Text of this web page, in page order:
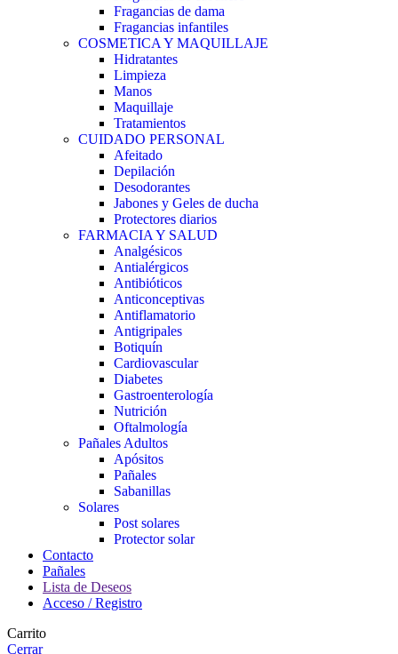
Fragancias de dama
Fragancias infantiles
COSMETICA Y MAQUILLAJE
Hidratantes
Limpieza
Manos
Maquillaje
Tratamientos
CUIDADO PERSONAL
Afeitado
Depilación
Desodorantes
Jabones y Geles de ducha
Protectores diarios
FARMACIA Y SALUD
Analgésicos
Antialérgicos
Antibióticos
Anticonceptivas
Antiflamatorio
Antigripales
Botiquín
Cardiovascular
Diabetes
Gastroenterología
Nutrición
Oftalmología
Pañales Adultos
Apósitos
Pañales
Sabanillas
Solares
Post solares
Protector solar
Contacto
Pañales
Lista de Deseos
Acceso / Registro
Carrito
Cerrar